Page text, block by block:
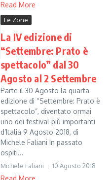
Read More
Le Zone
La IV edizione di
“Settembre: Prato è
spettacolo” dal 30
Agosto al 2 Settembre
Parte il 30 Agosto la quarta
edizione di “Settembre: Prato è
spettacolo”, diventato ormai
uno dei festival più importanti
d’Italia 9 Agosto 2018, di
Michele Faliani In passato
ospiti...
Michele Faliani 10 Agosto 2018
Read More